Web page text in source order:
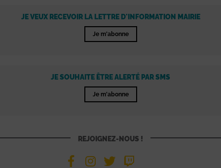
JE VEUX RECEVOIR LA LETTRE D'INFORMATION MAIRIE
Je m'abonne
JE SOUHAITE ÊTRE ALERTÉ PAR SMS
Je m'abonne
REJOIGNEZ-NOUS !